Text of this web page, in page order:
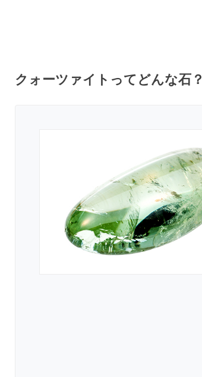
クォーツァイトってどんな石？